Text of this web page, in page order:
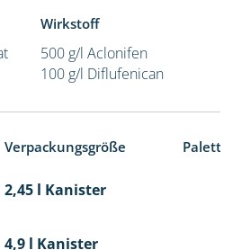
Wirkstoff
500 g/l Aclonifen
100 g/l Diflufenican
Verpackungsgröße
2,45 l Kanister
4,9 l Kanister